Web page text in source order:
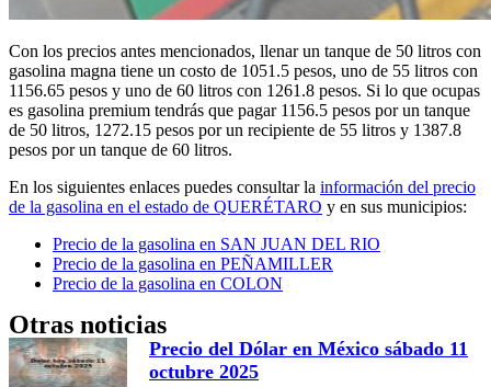
Con los precios antes mencionados, llenar un tanque de 50 litros con
gasolina magna tiene un costo de 1051.5 pesos, uno de 55 litros con
1156.65 pesos y uno de 60 litros con 1261.8 pesos. Si lo que ocupas
es gasolina premium tendrás que pagar 1156.5 pesos por un tanque
de 50 litros, 1272.15 pesos por un recipiente de 55 litros y 1387.8
pesos por un tanque de 60 litros.
En los siguientes enlaces puedes consultar la información del precio
de la gasolina en el estado de QUERÉTARO y en sus municipios:
Precio de la gasolina en SAN JUAN DEL RIO
Precio de la gasolina en PEÑAMILLER
Precio de la gasolina en COLON
Otras noticias
Precio del Dólar en México sábado 11
octubre 2025